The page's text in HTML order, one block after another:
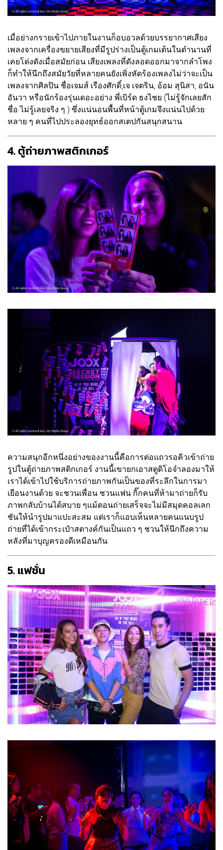
เมื่อย่างกรายเข้าไปภายในงานก็อบอวลด้วยบรรยากาศเสียง
เพลงจากเครื่องขยายเสียงที่มีรูปร่างเป็นตู้เกมเต้นในตำนานที่
เคยโด่งดังเมื่อสมัยก่อน เสียงเพลงที่ดังลอดออกมาจากลำโพง
ก็ทำให้นึกถึงสมัยวัยที่หลายคนยังเพิ่งหัดร้องเพลงไม่ว่าจะเป็น
เพลงจากศิลปิน ชื่อเจมส์ เรืองศักดิ์,เจ เจตริน, อ้อม สุนิสา, อนัน
อันวา หรือนักร้องรุ่นเดอะอย่าง พี่เบิร์ด ธงไชย (ไม่รู้จักเลยสัก
ชื่อ ไม่รู้เลยจริง ๆ ) ซึ่งแน่นอนพื้นที่หน้าตู้เกมจึงแน่นไปด้วย
หลาย ๆ คนที่ไปประลองยุทธ์ออกสเตปกันสนุกสนาน
4. ตู้ถ่ายภาพสติกเกอร์
ความสนุกอีกหนึ่งอย่างของงานนี้คือการต่อแถวรอคิวเข้าถ่าย
รูปในตู้ถ่ายภาพสติกเกอร์ งานนี้เขายกเอาสตูดิโอจำลองมาให้
เราได้เข้าไปใช้บริการถ่ายภาพกันเป็นของที่ระลึกในการมา
เยือนงานด้วย จะชวนเพื่อน ชวนแฟน กิ๊กคนที่ห้ามาถ่ายก็รับ
ภาพกลับบ้านได้สบาย ๆแม้ตอนถ่ายเสร็จจะไม่มีสมุดคอลเลก
ชันให้นำรูปมาแปะสะสม แต่เราก็แอบเห็นหลายคนแนบรูป
ถ่ายที่ได้เข้ากระเป๋าสตางค์กันเป็นแถว ๆ ชวนให้นึกถึงความ
หลังที่มาบุญครองดีเหมือนกัน
5. แฟชั่น